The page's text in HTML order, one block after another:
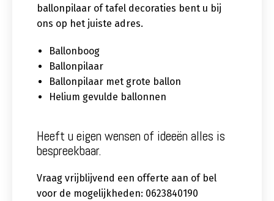
ballonpilaar of tafel decoraties bent u bij
ons op het juiste adres.
Ballonboog
Ballonpilaar
Ballonpilaar met grote ballon
Helium gevulde ballonnen
Heeft u eigen wensen of ideeën alles is
bespreekbaar.
Vraag vrijblijvend een offerte aan of bel
voor de mogelijkheden: 0623840190